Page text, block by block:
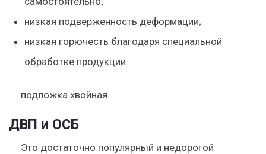
низкая подверженность деформации;
низкая горючесть благодаря специальной
обработке продукции.
подложка хвойная
ДВП и ОСБ
Это достаточно популярный и недорогой